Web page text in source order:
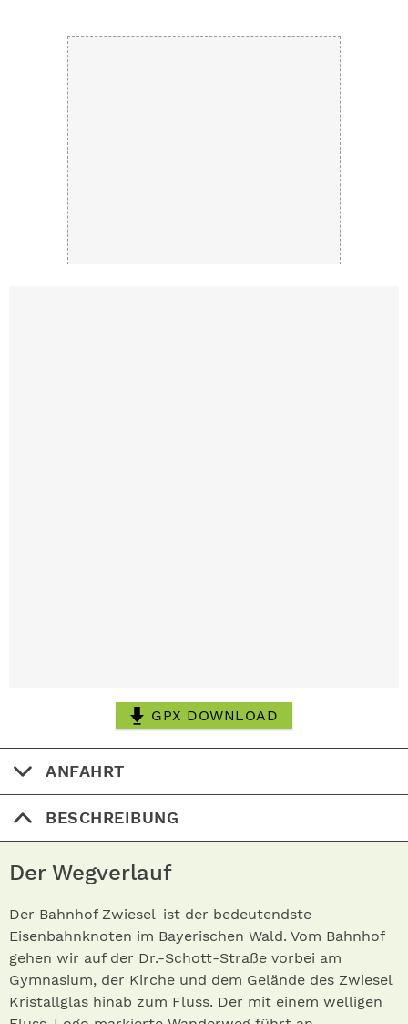
GPX DOWNLOAD
ANFAHRT
BESCHREIBUNG
Der Wegverlauf
Der Bahnhof Zwiesel ist der bedeutendste
Eisenbahnknoten im Bayerischen Wald. Vom Bahnhof
gehen wir auf der Dr.-Schott-Straße vorbei am
Gymnasium, der Kirche und dem Gelände des Zwiesel
Kristallglas hinab zum Fluss. Der mit einem welligen